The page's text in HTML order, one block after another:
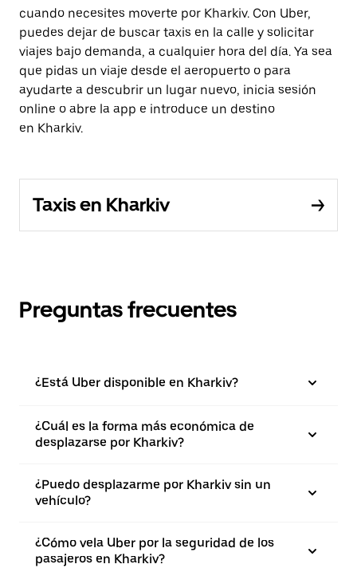
cuando necesites moverte por Kharkiv. Con Uber,
puedes dejar de buscar taxis en la calle y solicitar
viajes bajo demanda, a cualquier hora del día. Ya sea
que pidas un viaje desde el aeropuerto o para
ayudarte a descubrir un lugar nuevo, inicia sesión
online o abre la app e introduce un destino
en Kharkiv.
Taxis en Kharkiv
Preguntas frecuentes
¿Está Uber disponible en Kharkiv?
¿Cuál es la forma más económica de
desplazarse por Kharkiv?
¿Puedo desplazarme por Kharkiv sin un
vehículo?
¿Cómo vela Uber por la seguridad de los
pasajeros en Kharkiv?